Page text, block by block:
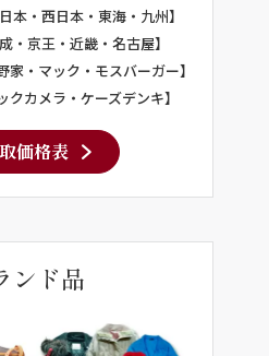
本・西日本・東海・九州】
・京王・近畿・名古屋】
家・マック・モスバーガー】
クカメラ・ケーズデンキ】
価格表
ンド品